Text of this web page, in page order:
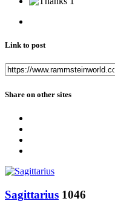
Link to post
Share on other sites
Sagittarius 1046